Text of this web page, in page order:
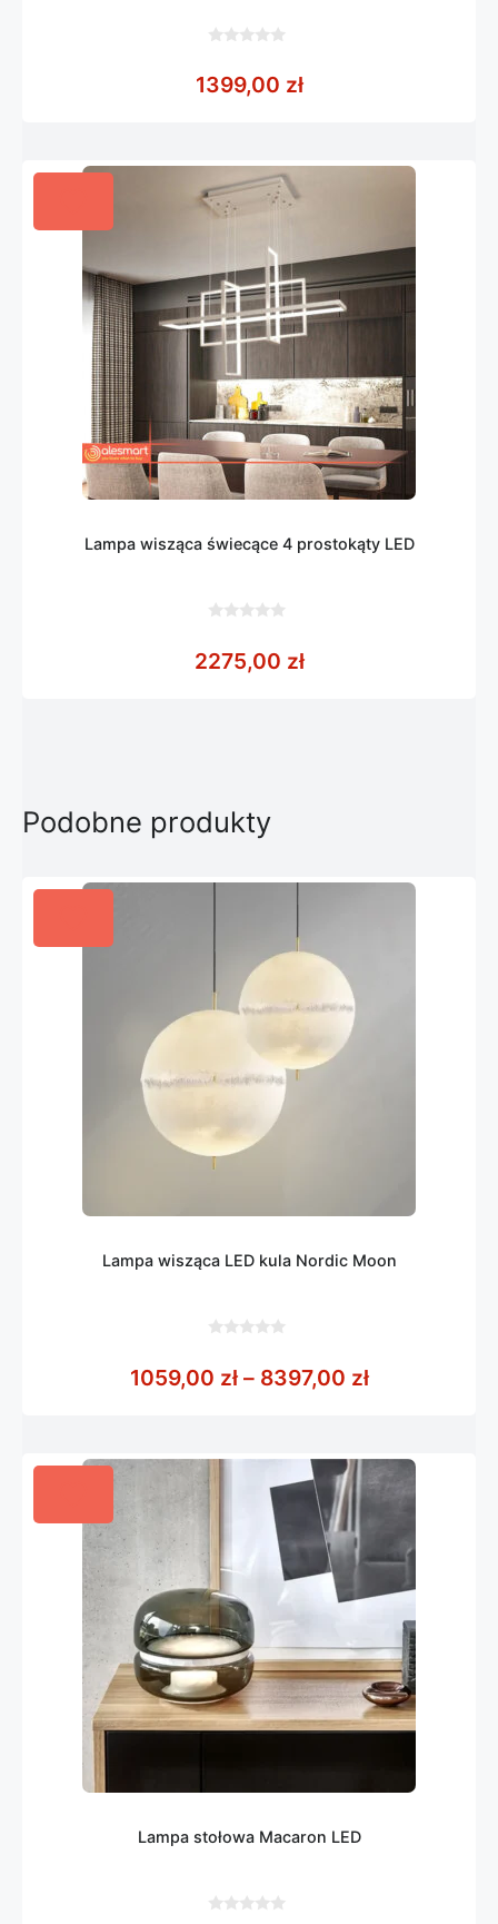
5
1399,00 zł
Lampa wisząca świecące 4 prostokąty LED
5
2275,00 zł
Podobne produkty
Lampa wisząca LED kula Nordic Moon
5
1059,00 zł – 8397,00 złZakres cen:
Lampa stołowa Macaron LED